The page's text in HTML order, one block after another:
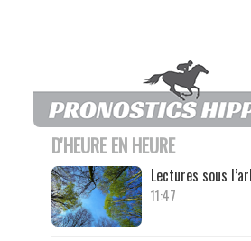
D'HEURE EN HEURE
Lectures sous
11:47